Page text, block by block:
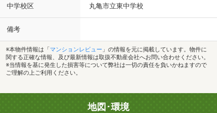
中学校区 丸亀市立東中学校
備考
※本物件情報は「 マンションレビュー 」の情報を元に掲載しています。物件に
関する正確な情報、及び最新情報は取扱不動産会社へお問い合わせください。
※当情報を基に発生した損害等について弊社は一切の責任を負いかねますので
ご理解の上ご利用ください。
地図･環境